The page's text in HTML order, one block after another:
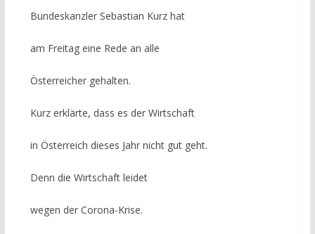
Bundeskanzler Sebastian Kurz hat
am Freitag eine Rede an alle
Österreicher gehalten.
Kurz erklärte, dass es der Wirtschaft
in Österreich dieses Jahr nicht gut geht.
Denn die Wirtschaft leidet
wegen der Corona-Krise.